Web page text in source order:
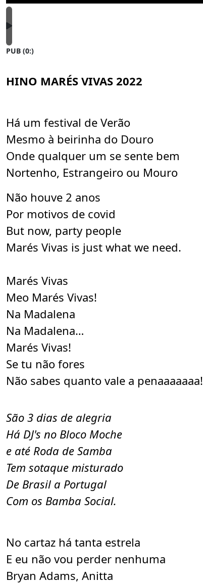
PUB (0:)
HINO MARÉS VIVAS 2022
Há um festival de Verão
Mesmo à beirinha do Douro
Onde qualquer um se sente bem
Nortenho, Estrangeiro ou Mouro
Não houve 2 anos
Por motivos de covid
But now, party people
Marés Vivas is just what we need.
Marés Vivas
Meo Marés Vivas!
Na Madalena
Na Madalena…
Marés Vivas!
Se tu não fores
Não sabes quanto vale a penaaaaaaa!
São 3 dias de alegria
Há DJ's no Bloco Moche
e até Roda de Samba
Tem sotaque misturado
De Brasil a Portugal
Com os Bamba Social.
No cartaz há tanta estrela
E eu não vou perder nenhuma
Bryan Adams, Anitta